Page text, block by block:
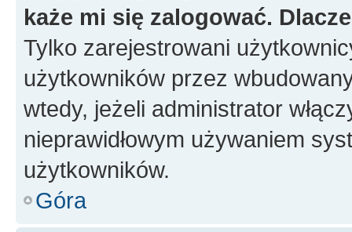
każe mi się zalogować.
Tylko zarejestrowani
użytkowników przez
wtedy, jeżeli administrator
nieprawidłowym używaniem
użytkowników.
Góra